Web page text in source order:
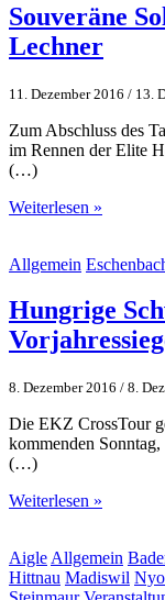
Souveräne
Lechner
11. Dezember 2016 / 13.
Zum Abschluss des
im Rennen der Elite
(…)
Weiterlesen »
Allgemein
Hungrige
8. Dezember 2016 / 8.
Die EKZ CrossTour
kommenden
(…)
Weiterlesen »
Aigle Allgemein
Hittnau Madiswil